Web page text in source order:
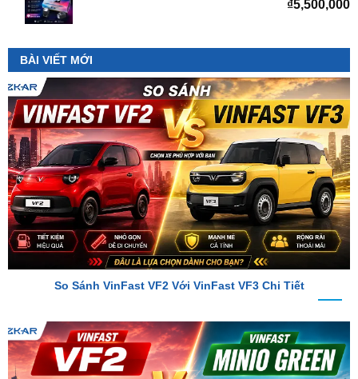
BÀI VIẾT MỚI
So Sánh VinFast VF2 Với VinFast VF3 Chi Tiết